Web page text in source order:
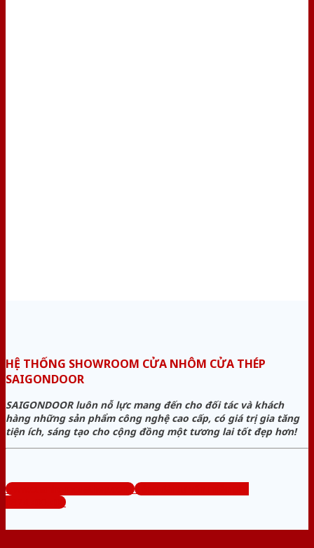
HỆ THỐNG SHOWROOM CỬA NHÔM CỬA THÉP
SAIGONDOOR
SAIGONDOOR luôn nỗ lực mang đến cho đối tác và khách
hàng những sản phẩm công nghệ cao cấp, có giá trị gia tăng
tiện ích, sáng tạo cho cộng đồng một tương lai tốt đẹp hơn!
www.cuanhomcuathep.com
Tổng đài tư vấn miễn phí:
0824.400.400